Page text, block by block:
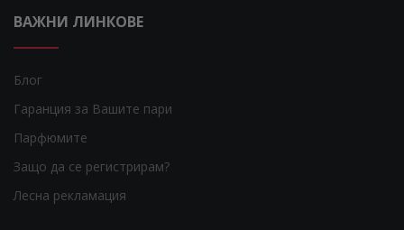
ВАЖНИ ЛИНКОВЕ
Блог
Гаранция за Вашите пари
Парфюмите
Защо да се регистрирам?
Лесна рекламация